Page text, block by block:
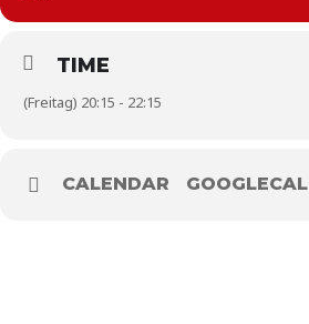
TIME
(Freitag) 20:15 - 22:15
CALENDAR GOOGLECAL